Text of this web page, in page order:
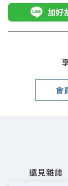
加好
會
遠見雜誌